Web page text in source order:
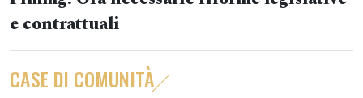
e contrattuali
CASE DI COMUNITÀ